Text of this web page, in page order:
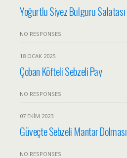
Yoğurtlu Siyez Bulguru Salatası
NO RESPONSES
18 OCAK 2025
Çoban Köfteli Sebzeli Pay
NO RESPONSES
07 EKIM 2023
Güveçte Sebzeli Mantar Dolması
NO RESPONSES